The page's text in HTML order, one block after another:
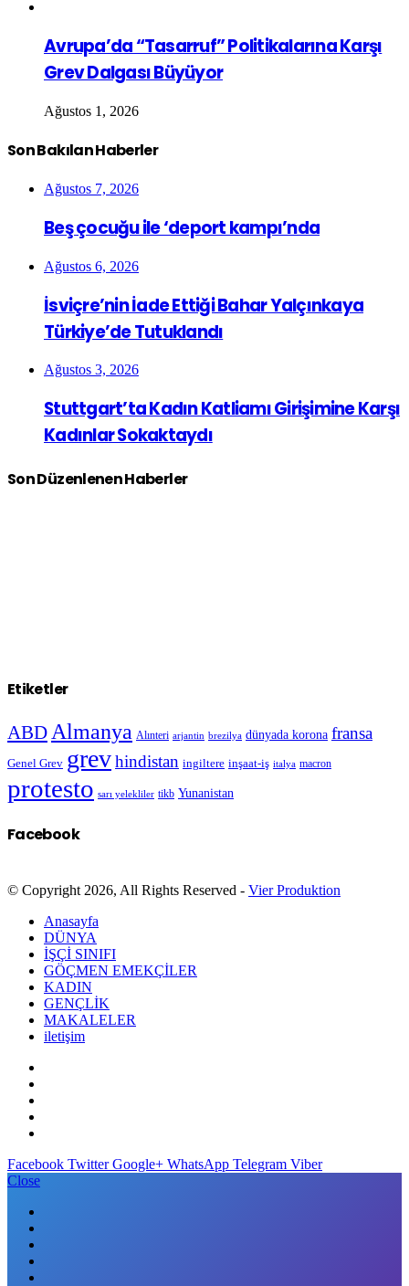
Avrupa’da “Tasarruf” Politikalarına Karşı
Grev Dalgası Büyüyor
Ağustos 1, 2026
Son Bakılan Haberler
Ağustos 7, 2026
Beş çocuğu ile ‘deport kampı’nda
Ağustos 6, 2026
İsviçre’nin İade Ettiği Bahar Yalçınkaya
Türkiye’de Tutuklandı
Ağustos 3, 2026
Stuttgart’ta Kadın Katliamı Girişimine Karşı
Kadınlar Sokaktaydı
Son Düzenlenen Haberler
Etiketler
ABD Almanya Alınteri arjantin brezilya dünyada korona fransa
Genel Grev grevhindistan ingiltere inşaat-iş italya macron
protesto sarı yelekliler tikb Yunanistan
Facebook
© Copyright 2026, All Rights Reserved - Vier Produktion
Anasayfa
DÜNYA
İŞÇİ SINIFI
GÖÇMEN EMEKÇİLER
KADIN
GENÇLİK
MAKALELER
iletişim
Facebook Twitter Google+ WhatsApp Telegram Viber
Close